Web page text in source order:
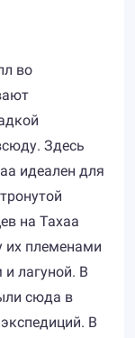
во
Здесь
идеален для
на Тахаа
их племенами
лагуной. В
сюда в
В